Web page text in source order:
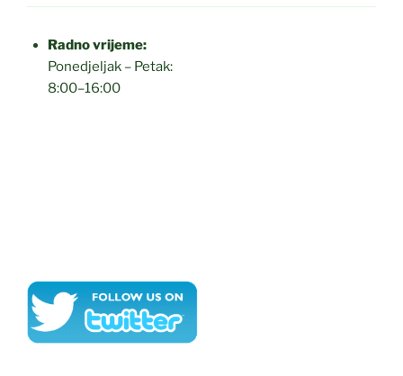
Radno vrijeme:
Ponedjeljak – Petak:
8:00–16:00